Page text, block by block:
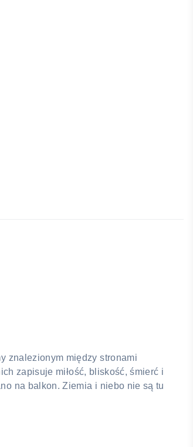
znalezionym między stronami
zapisuje miłość, bliskość, śmierć i
na balkon. Ziemia i niebo nie są tu